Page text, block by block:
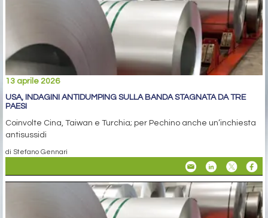
13 aprile 2026
USA, INDAGINI ANTIDUMPING SULLA BANDA STAGNATA DA TRE
PAESI
Coinvolte Cina, Taiwan e Turchia; per Pechino anche un’inchiesta
antisussidi
di Stefano Gennari